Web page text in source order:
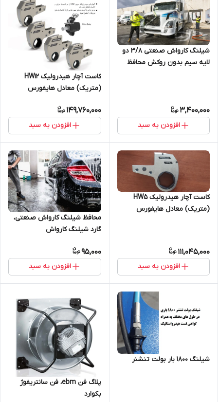
شیلنگ کارواش صنعتی 3/8 دو
لایه سیم بدون روکش محافظ
3,400,000
افزودن به سبد
کاست آچار هیدرولیک HW12
(متریک) معادل هایفورس
149,760,000
افزودن به سبد
کاست آچار هیدرولیک HW5
(متریک) معادل هایفورس
111,045,000
افزودن به سبد
محافظ شیلنگ کارواش صنعتی،
گارد شیلنگ کارواش
95,000
افزودن به سبد
شیلنگ 1800 بار بولت تنشنر
پلاگ فن ebm، فن سانتریفوژ
بکوارد